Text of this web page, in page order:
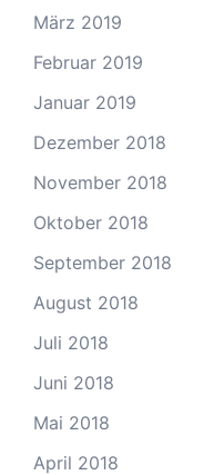
März 2019
Februar 2019
Januar 2019
Dezember 2018
November 2018
Oktober 2018
September 2018
August 2018
Juli 2018
Juni 2018
Mai 2018
April 2018